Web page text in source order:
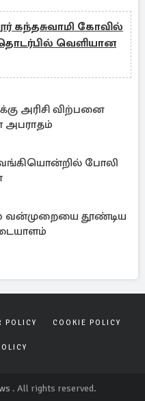
கந்தசுவாமி கோவில்
தொடர்பில் வெளியான
அரிசி விற்பனை
அபராதம்
வங்கியொன்றில் போலி
வன்முறையை தூண்டிய
POLICY COOKIE POLICY
. All rights reserved.